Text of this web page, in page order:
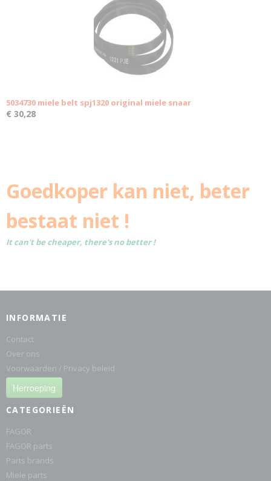
5034730 miele belt spj1320 original miele snaar
€ 30,28
Goedkoper kan niet, beter
bestaat niet !
It can't be cheaper, there's no better !
INFORMATIE
Contact
Over ons
Voorwaarden / Privacy beleid
Herroeping
CATEGORIEËN
FAGOR
FAGOR parts
Parts brands
Miele parts